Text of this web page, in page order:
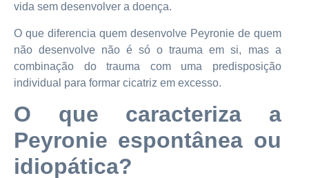
vida sem desenvolver a doença.
O que diferencia quem desenvolve Peyronie de quem
não desenvolve não é só o trauma em si, mas a
combinação do trauma com uma predisposição
individual para formar cicatriz em excesso.
O que caracteriza a
Peyronie espontânea ou
idiopática?